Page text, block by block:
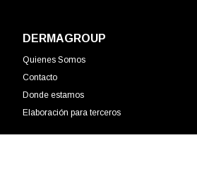
DERMAGROUP
Quienes Somos
Contacto
Donde estamos
Elaboración para terceros